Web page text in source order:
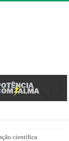
científica
aluguel adiantado e